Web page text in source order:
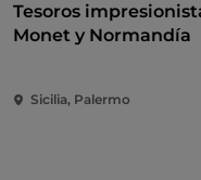
Tesoros
Monet y Normandía
Sicilia, Palermo